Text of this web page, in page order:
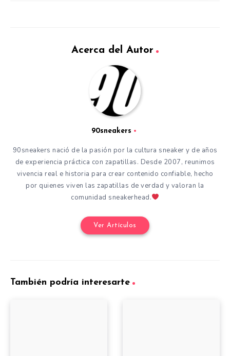
Acerca del Autor
90sneakers
90sneakers nació de la pasión por la cultura sneaker y de años
de experiencia práctica con zapatillas. Desde 2007, reunimos
vivencia real e historia para crear contenido confiable, hecho
por quienes viven las zapatillas de verdad y valoran la
comunidad sneakerhead.
Ver Artículos
También podría interesarte